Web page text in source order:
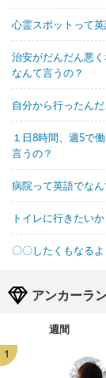
心霊スポットって
治安がだんだん悪
なんて言うの？
自分から行ったん
１日8時間、週5で
言うの？
病院って英語でな
トイレに行きたい
〇〇したくもなる
アンカーラ
週間
1